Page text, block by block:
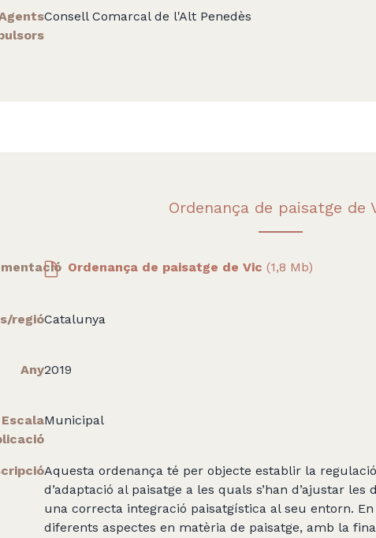
Consell Comarcal de l'Alt Penedès
Ordenança de paisatge de
Ordenança de paisatge de Vic (1,8 Mb)
regióCatalunya
Any2019
EscalaMunicipal
Aquesta ordenança té per objecte establir la
d’adaptació al paisatge a les quals s’han d’ajustar
una correcta integració paisatgística al seu entorn.
diferents aspectes en matèria de paisatge, amb la